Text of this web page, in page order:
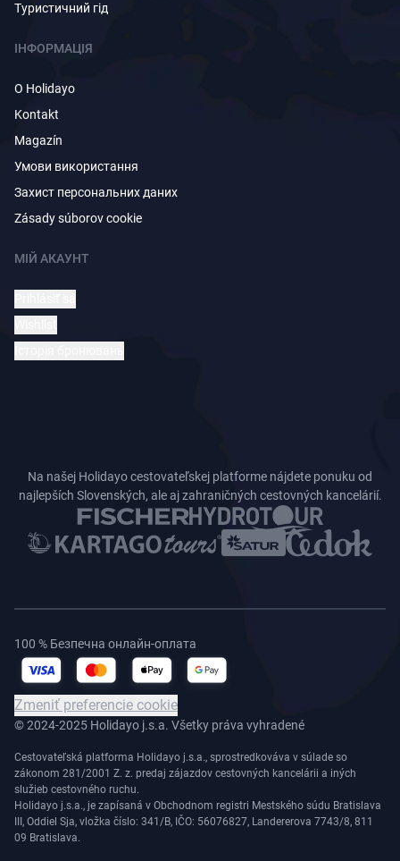
Туристичний гід
ІНФОРМАЦІЯ
O Holidayo
Kontakt
Magazín
Умови використання
Захист персональних даних
Zásady súborov cookie
МІЙ АКАУНТ
Na našej Holidayo cestovateľskej platforme nájdete ponuku od
najlepších Slovenských, ale aj zahraničných cestovných kancelárií.
© 2024-2025 Holidayo j.s.a. Všetky práva vyhradené
Cestovateľská platforma Holidayo j.s.a., sprostredkováva v súlade so
zákonom 281/2001 Z. z. predaj zájazdov cestovných kancelárii a iných
služieb cestovného ruchu.
Holidayo j.s.a., je zapísaná v Obchodnom registri Mestského súdu Bratislava
III, Oddiel Sja, vložka číslo: 341/B, IČO: 56076827, Landererova 7743/8, 811
09 Bratislava.
100 % Безпечна онлайн-оплата
Zmeniť preferencie cookie